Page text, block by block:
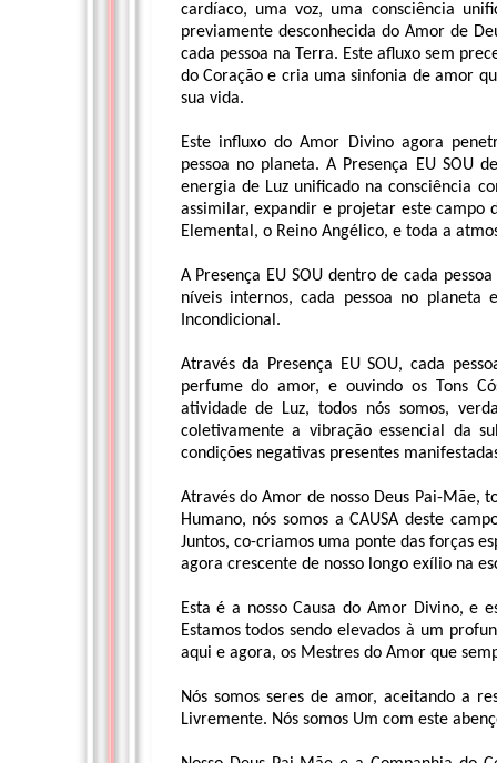
cardíaco, uma voz, uma consciência
previamente desconhecida do Amor de
cada pessoa na Terra. Este afluxo sem
do Coração e cria uma sinfonia de amor
sua vida.
Este influxo do Amor Divino agora
pessoa no planeta. A Presença EU
energia de Luz unificado na consciência
assimilar, expandir e projetar este campo
Elemental, o Reino Angélico, e toda a
A Presença EU SOU dentro de cada
níveis internos, cada pessoa no
Incondicional.
Através da Presença EU SOU, cada
perfume do amor, e ouvindo os Tons
atividade de Luz, todos nós somos,
coletivamente a vibração essencial da
condições negativas presentes
Através do Amor de nosso Deus Pai-Mãe,
Humano, nós somos a CAUSA deste
Juntos, co-criamos uma ponte das forças
agora crescente de nosso longo exílio na
Esta é a nosso Causa do Amor Divino, e
Estamos todos sendo elevados à um
aqui e agora, os Mestres do Amor que
Nós somos seres de amor, aceitando a
Livremente. Nós somos Um com este